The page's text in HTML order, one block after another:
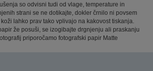
so odvisni tudi od vlage, temperature in
strani se ne dotikajte, dokler črnilo ni povsem
lahko prav tako vplivajo na kakovost tiskanja.
že posuši, se izogibajte drgnjenju ali praskanju
priporočamo fotografski papir Matte